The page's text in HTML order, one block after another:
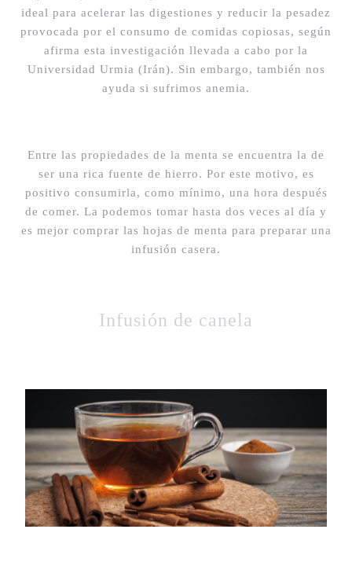
ideal para acelerar las digestiones y reducir la pesadez
provocada por el consumo de comidas copiosas, según
afirma esta investigación llevada a cabo por la
Universidad Urmia (Irán). Sin embargo, también nos
ayuda si sufrimos anemia.
Entre las propiedades de la menta se encuentra la de
ser una rica fuente de hierro. Por este motivo, es
positivo consumirla, como mínimo, una hora después
de comer. La podemos tomar hasta dos veces al día y
es mejor comprar las hojas de menta para preparar una
infusión casera.
Infusión de canela